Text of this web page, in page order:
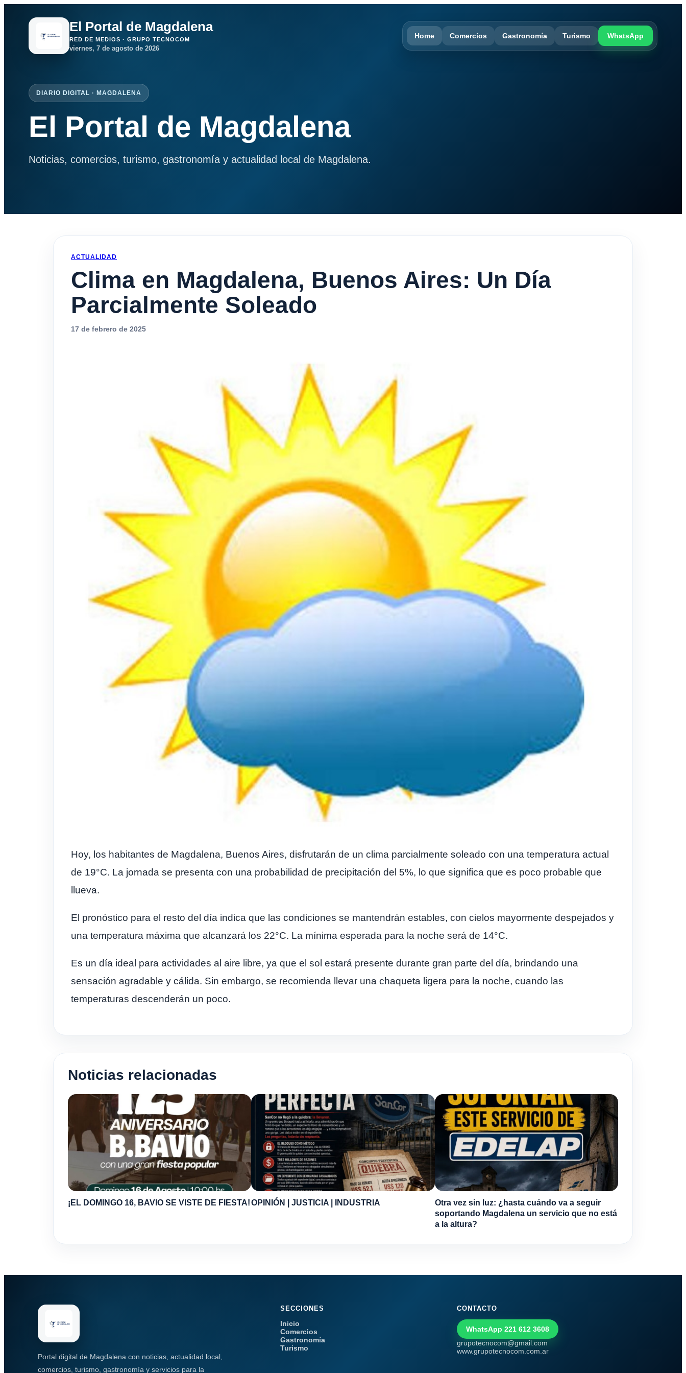
El Portal de Magdalena
RED DE MEDIOS · GRUPO TECNOCOM
viernes, 7 de agosto de 2026
Home Comercios Gastronomía Turismo WhatsApp
DIARIO DIGITAL · MAGDALENA
El Portal de Magdalena
Noticias, comercios, turismo, gastronomía y actualidad local de Magdalena.
ACTUALIDAD
Clima en Magdalena, Buenos Aires: Un Día
Parcialmente Soleado
17 de febrero de 2025
Hoy, los habitantes de Magdalena, Buenos Aires, disfrutarán de un clima parcialmente soleado con una temperatura actual
de 19°C. La jornada se presenta con una probabilidad de precipitación del 5%, lo que significa que es poco probable que
llueva.
El pronóstico para el resto del día indica que las condiciones se mantendrán estables, con cielos mayormente despejados y
una temperatura máxima que alcanzará los 22°C. La mínima esperada para la noche será de 14°C.
Es un día ideal para actividades al aire libre, ya que el sol estará presente durante gran parte del día, brindando una
sensación agradable y cálida. Sin embargo, se recomienda llevar una chaqueta ligera para la noche, cuando las
temperaturas descenderán un poco.
Noticias relacionadas
¡EL DOMINGO 16, BAVIO SE VISTE DE FIESTA!OPINIÓN | JUSTICIA | INDUSTRIA
Otra vez sin luz: ¿hasta cuándo va a seguir
soportando Magdalena un servicio que no está
a la altura?
Portal digital de Magdalena con noticias, actualidad local,
comercios, turismo, gastronomía y servicios para la
SECCIONES
Inicio
Comercios
Gastronomía
Turismo
CONTACTO
WhatsApp 221 612 3608
grupotecnocom@gmail.com
www.grupotecnocom.com.ar